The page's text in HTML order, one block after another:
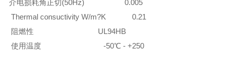
介电损耗角正切(50Hz) 0.005
Thermal consuctivity W/m?K 0.21
阻燃性 UL94HB
使用温度 -50℃ - +250